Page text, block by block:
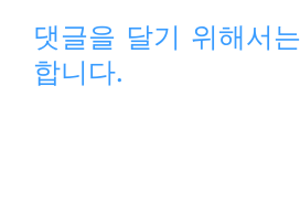
댓글을 달기 위해서는
합니다.